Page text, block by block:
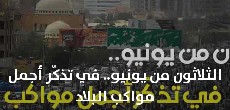
الثلاثون من يونيو.. في تذكّر أجمل
مواكب البلاد